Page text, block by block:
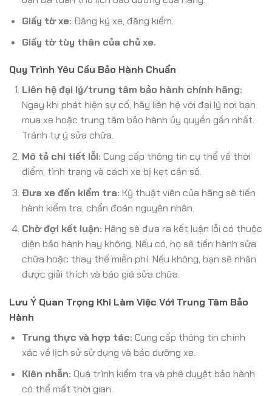
Giấy tờ xe: Đăng ký xe, đăng kiểm.
Giấy tờ tùy thân của chủ xe.
Quy Trình Yêu Cầu Bảo Hành Chuẩn
Liên hệ đại lý/trung tâm bảo hành chính hãng:
Ngay khi phát hiện sự cố, hãy liên hệ với đại lý nơi bạn
mua xe hoặc trung tâm bảo hành ủy quyền gần nhất.
Tránh tự ý sửa chữa.
Mô tả chi tiết lỗi: Cung cấp thông tin cụ thể về thời
điểm, tình trạng và cách xe bị kẹt cần số.
Đưa xe đến kiểm tra: Kỹ thuật viên của hãng sẽ tiến
hành kiểm tra, chẩn đoán nguyên nhân.
Chờ đợi kết luận: Hãng sẽ đưa ra kết luận lỗi có thuộc
diện bảo hành hay không. Nếu có, họ sẽ tiến hành sửa
chữa hoặc thay thế miễn phí. Nếu không, bạn sẽ nhận
được giải thích và báo giá sửa chữa.
Lưu Ý Quan Trọng Khi Làm Việc Với Trung Tâm Bảo
Hành
Trung thực và hợp tác: Cung cấp thông tin chính
xác về lịch sử sử dụng và bảo dưỡng xe.
Kiên nhẫn: Quá trình kiểm tra và phê duyệt bảo hành
có thể mất thời gian.